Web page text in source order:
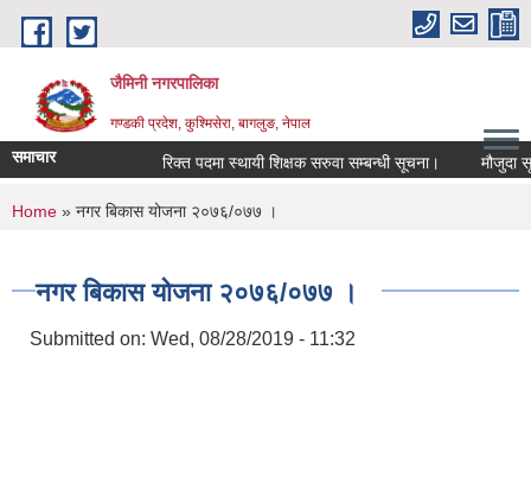
Skip to main content
जैमिनी नगरपालिका
गण्डकी प्रदेश, कुश्मिसेरा, बागलुङ, नेपाल
समाचार रिक्त पदमा स्थायी शिक्षक सरुवा सम्बन्धी सूचना। मौजुदा
You are here
Home » नगर बिकास योजना २०७६/०७७ ।
नगर बिकास योजना २०७६/०७७ ।
Submitted on: Wed, 08/28/2019 - 11:32